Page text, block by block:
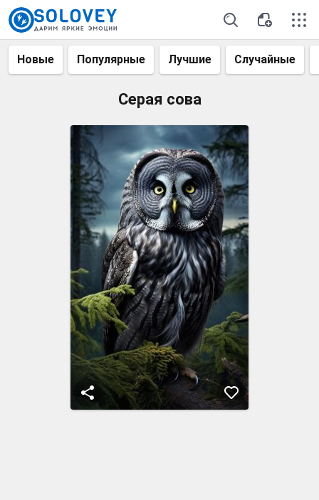
Новые Популярные Лучшие Случайные
Серая сова